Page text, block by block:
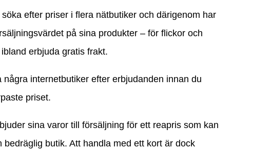
efter priser i flera nätbutiker och därigenom har
på sina produkter – för flickor och
erbjuda gratis frakt.
internetbutiker efter erbjudanden innan du
priset.
sina varor till försäljning för ett reapris som kan
butik. Att handla med ett kort är dock